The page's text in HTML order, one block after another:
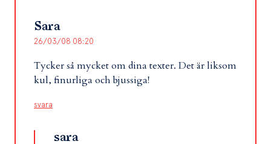
Sara
26/03/08 08:20
Tycker så mycket om dina texter. Det är liksom
kul, finurliga och bjussiga!
svara
sara